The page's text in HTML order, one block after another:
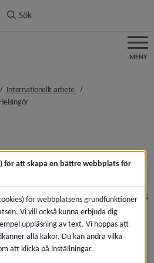
Sök
MENY
nivå i brödsmulenavigeringen
Internationellt arbete nivå i
i brödsmulenavigeringen
Helsingörnivå i brödsmulenavigeringen
av Umeås tre nordiska vänorter
60 000 invånare. I staden finns
turister från hela världen. I
Hamlet.
handelscentrum, och i staden
och stora butikskedjor. Även
för att skapa en bättre webbplats för
för webbplatsens grundfunktioner
Vi vill också kunna erbjuda dig
uppläsning av text. Vi hoppas att
alla kakor. Du kan ändra vilka
att klicka på inställningar.